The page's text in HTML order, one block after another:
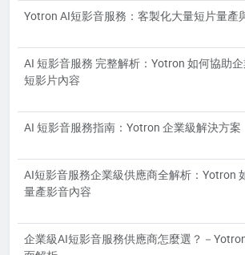
Yotron AI短影音服務：客製化大量短片量產
AI 短影音服務 完整解析：Yotron 如何協助
短影片內容
AI 短影音服務指南：Yotron 企業級解決方案
AI短影音服務企業級供應商全解析：Yotron
量產影音內容
企業級AI短影音服務供應商怎麼選？－